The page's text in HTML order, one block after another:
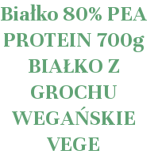
Białko 80% PEA
PROTEIN 700g
BIAŁKO Z
GROCHU
WEGAŃSKIE
VEGE